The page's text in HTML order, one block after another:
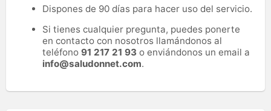
Dispones de 90 días para hacer uso del servicio.
Si tienes cualquier pregunta, puedes ponerte
en contacto con nosotros llamándonos al
teléfono 91 217 21 93 o enviándonos un email a
info@saludonnet.com.